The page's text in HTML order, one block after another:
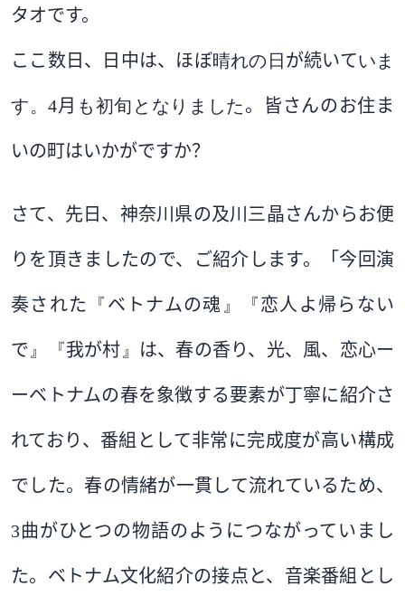
タオです。
ここ数日 、日中は、ほぼ晴れの日が続いていま
す。4月 も初旬となりました。皆さんのお住ま
いの町はいかがですか？
さて、先日、 神奈川県の及川三晶さんからお便
りを頂きましたので、ご紹介します。「 今回演
奏された 『 ベトナムの魂 』『恋人よ帰らない
で 』『我が村 』 は、春の香り、光、風、恋心ー
ーベトナムの春を象徴する要素が丁寧に紹介さ
れており、番組として非常に完成度が高い構成
でした。春の情緒が一貫して流れているため、
3曲がひとつの物語のようにつながっていまし
た。ベトナム文化紹介の接点と、音楽番組とし